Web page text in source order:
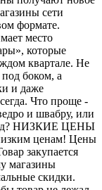
сети
формате.
место
которые
квартале. Не
боком, а
и даже
Что проще -
и швабру, или
НИЗКИЕ ЦЕНЫ
ценам! Цены
закупается
магазины
скидки.